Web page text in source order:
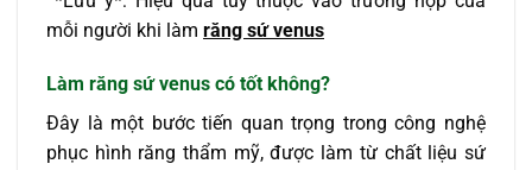
mỗi người khi làm răng sứ venus
Làm răng sứ venus có tốt không?
Đây là một bước tiến quan trọng trong công nghệ
phục hình răng thẩm mỹ, được làm từ chất liệu sứ